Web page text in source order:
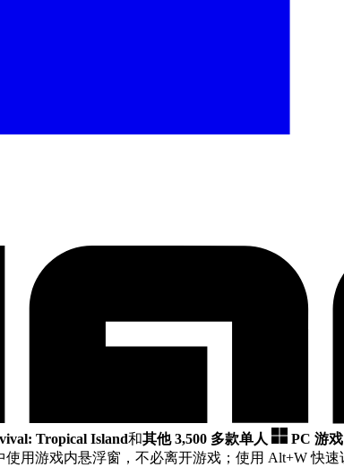
Tropical Island和其他 3,500 多款单人 PC 游戏
使用游戏内悬浮窗，不必离开游戏；使用 Alt+W 快速